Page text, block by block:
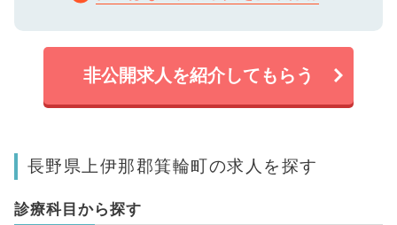
非公開求人を紹介してもらう
長野県上伊那郡箕輪町の求人を探す
診療科目から探す